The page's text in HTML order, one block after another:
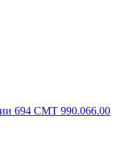
694 CMT 990.066.00